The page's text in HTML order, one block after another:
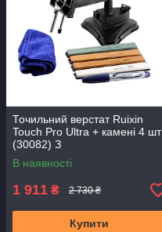
Точильний верстат Ruixin
Touch Pro Ultra + камені 4 шт
(30082) З
В наявності
1 911 ₴ 2 730 ₴
Купити